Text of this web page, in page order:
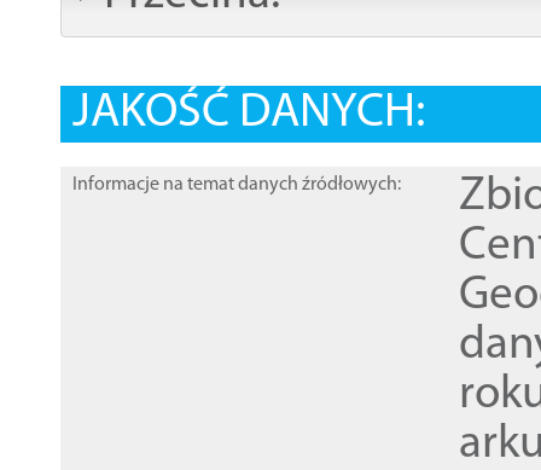
JAKOŚĆ DANYCH:
Informacje na temat danych źródłowych: